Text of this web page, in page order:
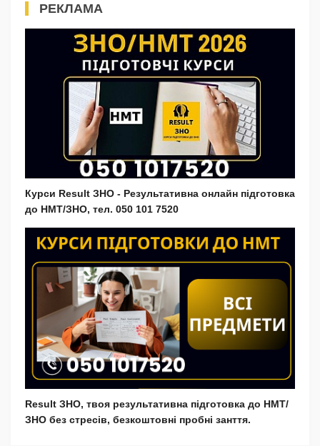
РЕКЛАМА
Курси Result ЗНО - Результативна онлайн підготовка
до НМТ/ЗНО, тел. 050 101 7520
Result ЗНО, твоя результативна підготовка до НМТ/
ЗНО без стресів, безкоштовні пробні занття.